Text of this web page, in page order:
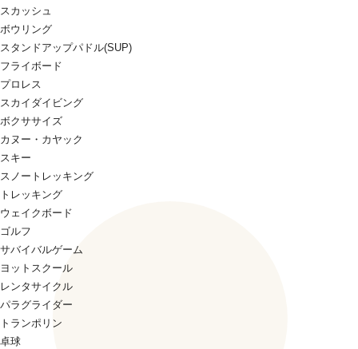
スカッシュ
ボウリング
スタンドアップパドル(SUP)
フライボード
プロレス
スカイダイビング
ボクササイズ
カヌー・カヤック
スキー
スノートレッキング
トレッキング
ウェイクボード
ゴルフ
サバイバルゲーム
ヨットスクール
レンタサイクル
パラグライダー
トランポリン
卓球